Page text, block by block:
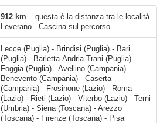
912 km – questa è la distanza tra le località
Leverano - Cascina sul percorso
Lecce (Puglia) - Brindisi (Puglia) - Bari
(Puglia) - Barletta-Andria-Trani-(Puglia) -
Foggia (Puglia) - Avellino (Campania) -
Benevento (Campania) - Caserta
(Campania) - Frosinone (Lazio) - Roma
(Lazio) - Rieti (Lazio) - Viterbo (Lazio) - Terni
(Umbria) - Siena (Toscana) - Arezzo
(Toscana) - Firenze (Toscana) - Pisa